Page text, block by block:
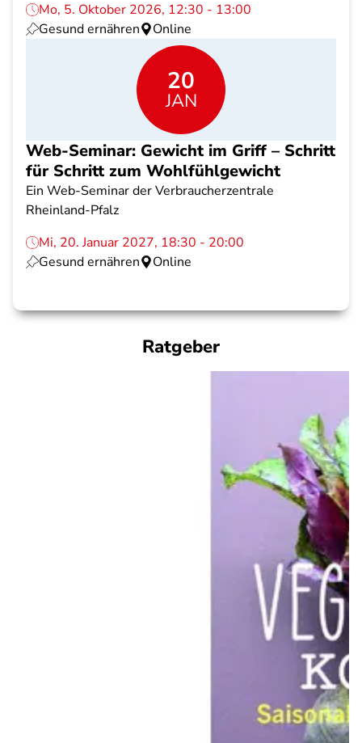
Mo, 5. Oktober 2026, 12:30 - 13:00
Gesund ernähren
Online
20
JAN
Web-Seminar: Gewicht im Griff – Schritt
für Schritt zum Wohlfühlgewicht
Ein Web-Seminar der Verbraucherzentrale
Rheinland-Pfalz
Mi, 20. Januar 2027, 18:30 - 20:00
Gesund ernähren
Online
Ratgeber